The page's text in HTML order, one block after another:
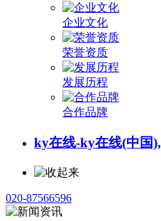
企业文化
荣誉资质
发展历程
合作品牌
ky在线-ky在线(中国),
020-87566596